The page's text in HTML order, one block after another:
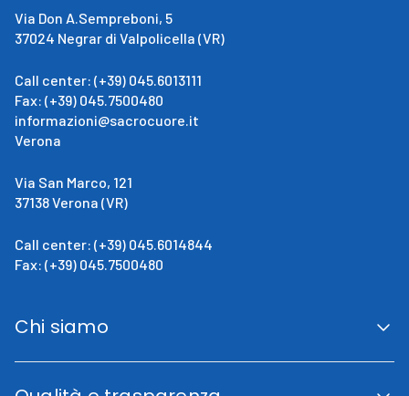
Via Don A.Sempreboni, 5
37024 Negrar di Valpolicella (VR)
Call center: (+39) 045.6013111
Fax: (+39) 045.7500480
informazioni@sacrocuore.it
Verona
Via San Marco, 121
37138 Verona (VR)
Call center: (+39) 045.6014844
Fax: (+39) 045.7500480
Chi siamo
San Giovanni Calabria